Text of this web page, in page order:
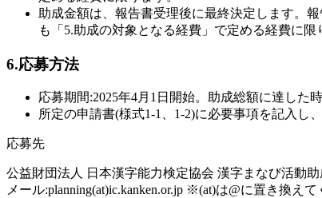
助成金額は、報告書受理後に最終決定します。
も「5.助成の対象となる経費」で定める経費に限
6.応募方法
応募期間:2025年4月1日開始。助成総額に達した
所定の申請書(様式1-1、1-2)に必要事項を記入し
応募先
公益財団法人 日本漢字能力検定協会 漢字まなび活動
メール:planning(at)ic.kanken.or.jp ※(at)は@に置き換えて